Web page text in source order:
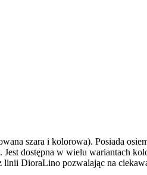
szara i kolorowa). Posiada
dostępna w wielu wariantach
DioraLino pozwalając na